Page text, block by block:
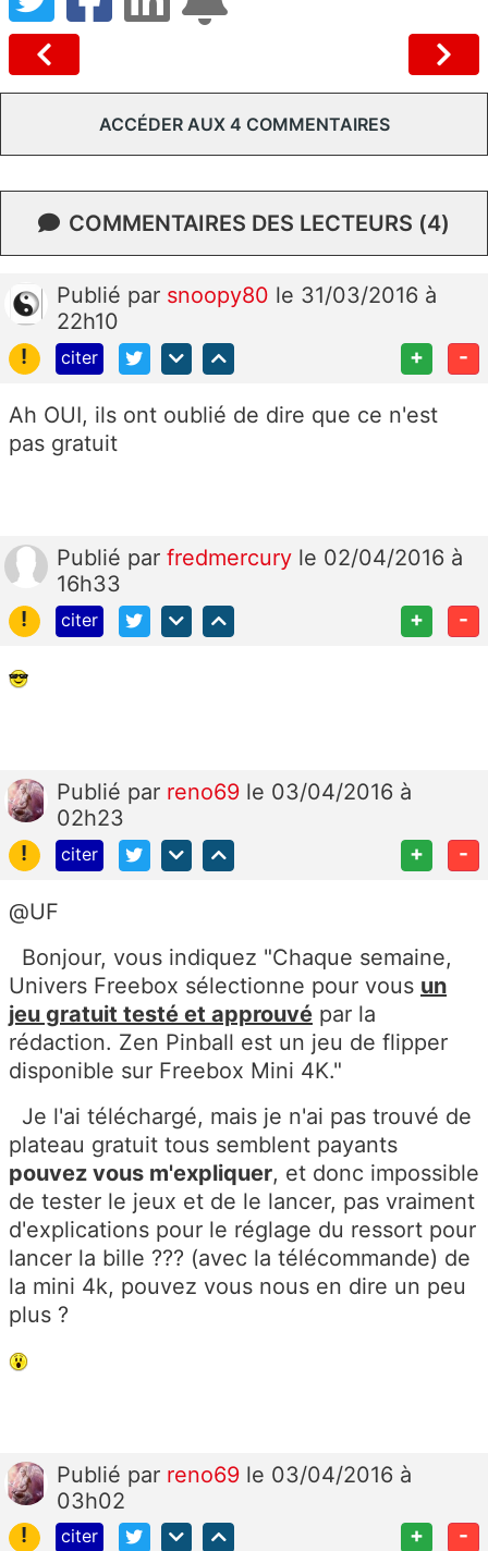
ACCÉDER AUX 4 COMMENTAIRES
COMMENTAIRES DES LECTEURS (4)
Publié par snoopy80 le 31/03/2016 à
22h10
!
citer + -
Ah OUI, ils ont oublié de dire que ce n'est
pas gratuit
Publié par fredmercury le 02/04/2016 à
16h33
!
citer + -
Publié par reno69 le 03/04/2016 à
02h23
!
citer + -
@UF
Bonjour, vous indiquez "Chaque semaine,
Univers Freebox sélectionne pour vous un
jeu gratuit testé et approuvé par la
rédaction. Zen Pinball est un jeu de flipper
disponible sur Freebox Mini 4K."
Je l'ai téléchargé, mais je n'ai pas trouvé de
plateau gratuit tous semblent payants
pouvez vous m'expliquer, et donc impossible
de tester le jeux et de le lancer, pas vraiment
d'explications pour le réglage du ressort pour
lancer la bille ??? (avec la télécommande) de
la mini 4k, pouvez vous nous en dire un peu
plus ?
Publié par reno69 le 03/04/2016 à
03h02
!
citer + -